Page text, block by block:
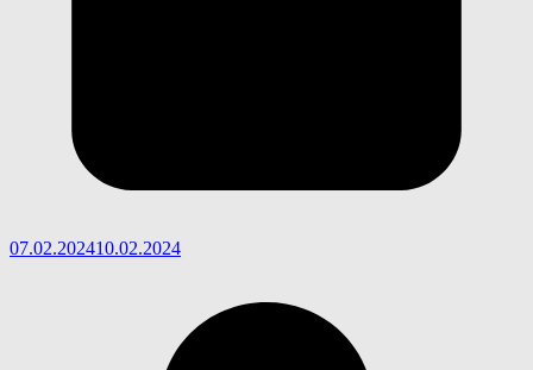
07.02.202410.02.2024